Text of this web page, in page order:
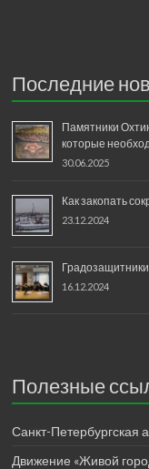
Последние
Памятники
которые
30.06.2025
Как закопать
23.12.2024
16.12.2024
Полезные
Санкт-Петербургская
Движение «Живой